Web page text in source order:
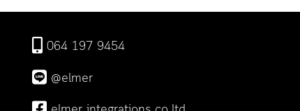
064 197 9454
@elmer